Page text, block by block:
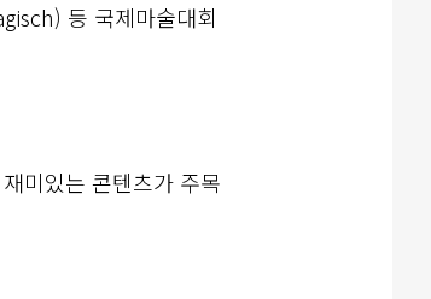
등 국제마술대회
미있는 콘텐츠가 주목